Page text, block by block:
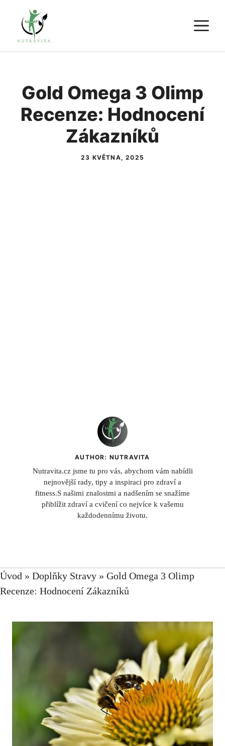
Přeskočit
obsah
Gold Omega 3 Olimp
Recenze: Hodnocení
Zákazníků
23 KVĚTNA, 2025
AUTHOR: NUTRAVITA
Nutravita.cz jsme tu pro vás, abychom vám nabídli
nejnovější rady, tipy a inspiraci pro zdraví a
fitness.S našimi znalostmi a nadšením se snažíme
přiblížit zdraví a cvičení co nejvíce k vašemu
každodennímu životu.
Úvod » Doplňky Stravy » Gold Omega 3 Olimp
Recenze: Hodnocení Zákazníků